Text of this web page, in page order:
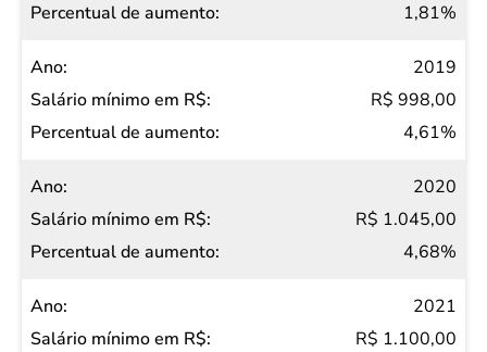
1,81%
2019
R$ 998,00
4,61%
2020
R$ 1.045,00
4,68%
2021
R$ 1.100,00